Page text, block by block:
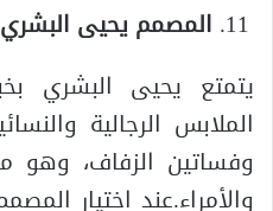
المصمم يحيى البشري
يتمتع يحيى البشري
الملابس الرجالية
وفساتين الزفاف، وهو
والأمراء.عند اختيار